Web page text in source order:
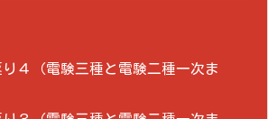
４（電験三種と電験二種一次ま